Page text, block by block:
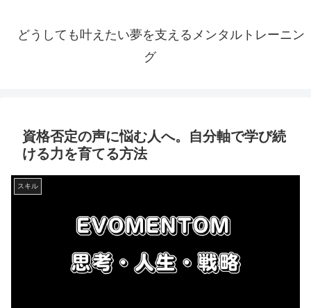
どうしても叶えたい夢を支えるメンタルトレーニン
グ
資格否定の声に悩む人へ。自分軸で学び続
ける力を育てる方法
スキル